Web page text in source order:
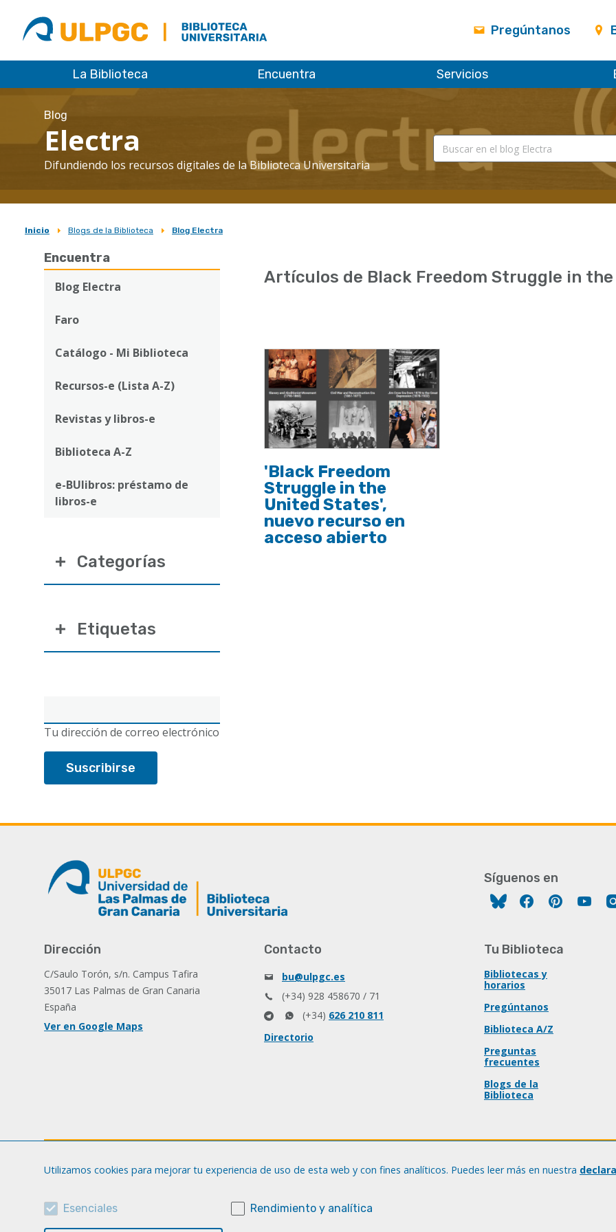
ULPGC
Biblioteca
ULPGC
Pregúntanos
La Biblioteca Encuentra Servicios
Blog
Electra
Difundiendo los recursos digitales de la Biblioteca Universitaria
Sobrescribir
enlaces
ayuda
navegación
Inicio Blogs de la Biblioteca Blog Electra
Encuentra
Blog Electra
Faro
Catálogo - Mi Biblioteca
Recursos-e (Lista A-Z)
Revistas y libros-e
Biblioteca A-Z
e-BUlibros: préstamo de
libros-e
electrónico
Tu dirección de correo electrónico
Categorías
Etiquetas
Artículos de Black Freedom Struggle in
'Black Freedom
Struggle in the
United States',
nuevo recurso en
acceso abierto
Síguenos en
FacebookPinterest
Dirección
C/Saulo Torón, s/n. Campus Tafira
35017 Las Palmas de Gran Canaria
España
Ver en Google Maps
Contacto
bu@ulpgc.es
(+34) 928 458670 / 71
(+34) 626 210 811
Directorio
Tu Biblioteca
Bibliotecas y
horarios
Pregúntanos
Biblioteca A/Z
Preguntas
frecuentes
Blogs de la
Biblioteca
Utilizamos cookies para mejorar tu experiencia de uso de esta web y con fines analíticos. Puedes leer más en nuestra
Esenciales Rendimiento y analítica